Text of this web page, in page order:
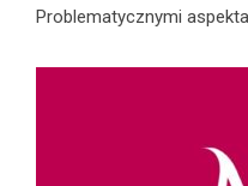
Problematycznymi